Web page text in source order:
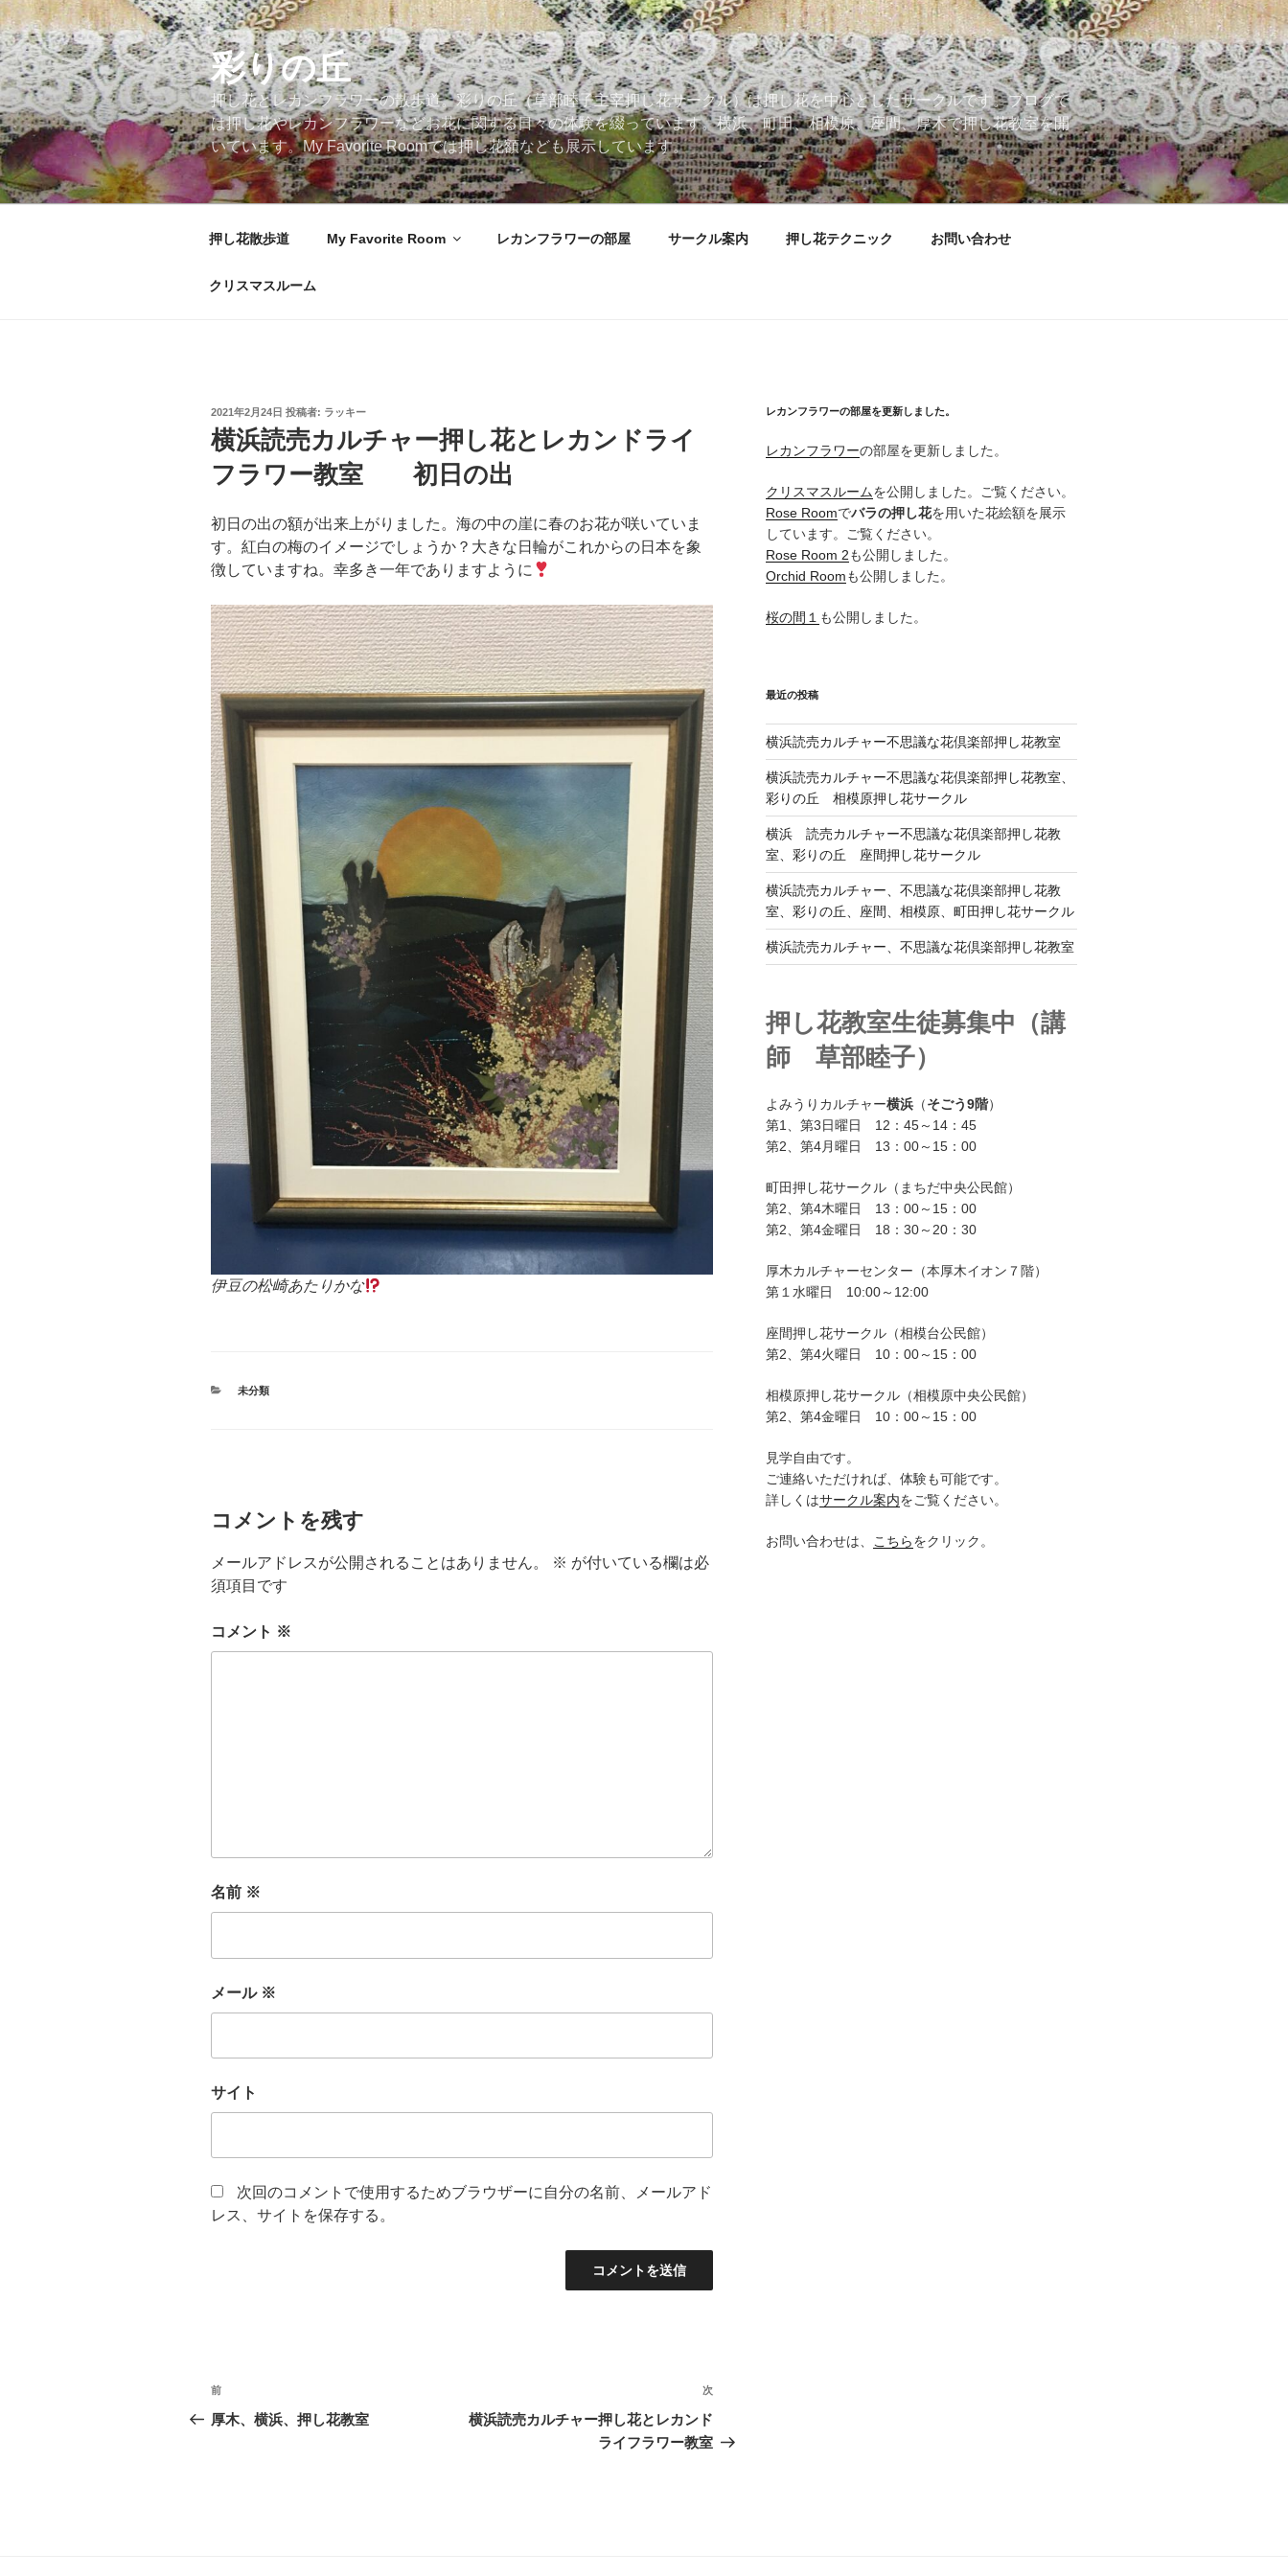
コ
ン
テ
ン
ツ
へ
ス
キ
ッ
彩りの丘
押し花とレカンフラワーの散歩道。彩りの丘（草部睦子主宰押し花サークル）は押し花を中心としたサークルです。ブログで
は押し花やレカンフラワーなどお花に関する日々の体験を綴っています。横浜、町田、相模原、座間、厚木で押し花教室を開
いています。My Favorite Roomでは押し花額なども展示しています。
押し花散歩道 My Favorite Room レカンフラワーの部屋 サークル案内 押し花テクニック お問い合わせ
クリスマスルーム
投
稿
日:
2021年2月24日 投稿者: ラッキー
横浜読売カルチャー押し花とレカンドライ
フラワー教室 初日の出
初日の出の額が出来上がりました。海の中の崖に春のお花が咲いていま
す。紅白の梅のイメージでしょうか？大きな日輪がこれからの日本を象
徴していますね。幸多き一年でありますように
伊豆の松崎あたりかな
カ
未分類
コメントを残す
メールアドレスが公開されることはありません。 ※ が付いている欄は必
須項目です
コメント ※
名前 ※
メール ※
サイト
次回のコメントで使用するためブラウザーに自分の名前、メールアド
レス、サイトを保存する。
投
稿
前
の
前
厚木、横浜、押し花教室
次
投
次
横浜読売カルチャー押し花とレカンド
ライフラワー教室
レカンフラワーの部屋を更新しました。
レカンフラワーの部屋を更新しました。
クリスマスルームを公開しました。ご覧ください。
Rose Roomでバラの押し花を用いた花絵額を展示
しています。ご覧ください。
Rose Room 2も公開しました。
Orchid Roomも公開しました。
桜の間１ も公開しました。
最近の投稿
横浜読売カルチャー不思議な花倶楽部押し花教室
横浜読売カルチャー不思議な花倶楽部押し花教室、
彩りの丘 相模原押し花サークル
横浜 読売カルチャー不思議な花倶楽部押し花教
室、彩りの丘 座間押し花サークル
横浜読売カルチャー、不思議な花倶楽部押し花教
室、彩りの丘、座間、相模原、町田押し花サークル
横浜読売カルチャー、不思議な花倶楽部押し花教室
押し花教室生徒募集中（講
師 草部睦子）
よみうりカルチャー横浜（そごう9階）
第1、第3日曜日 12：45～14：45
第2、第4月曜日 13：00～15：00
町田押し花サークル（まちだ中央公民館）
第2、第4木曜日 13：00～15：00
第2、第4金曜日 18：30～20：30
厚木カルチャーセンター（本厚木イオン７階）
第１水曜日 10:00～12:00
座間押し花サークル（相模台公民館）
第2、第4火曜日 10：00～15：00
相模原押し花サークル（相模原中央公民館）
第2、第4金曜日 10：00～15：00
見学自由です。
ご連絡いただければ、体験も可能です。
詳しくはサークル案内をご覧ください。
お問い合わせは、 こちらをクリック。